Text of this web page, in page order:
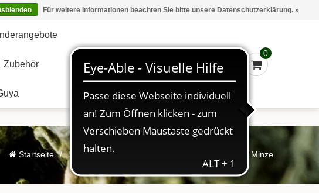
Marken Kasse - €0,00 Anmelden
Zubehör
0
Startseite / Schlagworte Früchtetee Apfeltraum Apfel liebt Minze
Für weitere Informationen beachten Sie bitte unsere Datenschutzerklärung. »